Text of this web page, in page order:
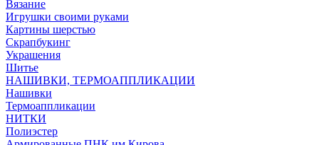
Вязание
Игрушки своими руками
Картины шерстью
Скрапбукинг
Украшения
Шитье
НАШИВКИ, ТЕРМОАППЛИКАЦИИ
Нашивки
Термоаппликации
НИТКИ
Полиэстер